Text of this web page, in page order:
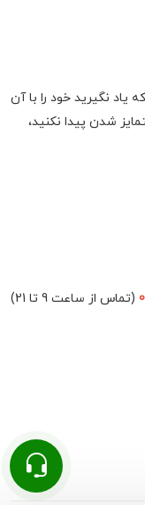
نگیرید خود را با آن
شدن پیدا نکنید،
(تماس از ساعت 9 تا 21)